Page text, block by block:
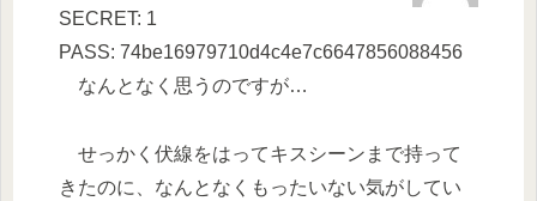
SECRET: 1
PASS: 74be16979710d4c4e7c6647856088456
なんとなく思うのですが…
せっかく伏線をはってキスシーンまで持って
きたのに、なんとなくもったいない気がしてい